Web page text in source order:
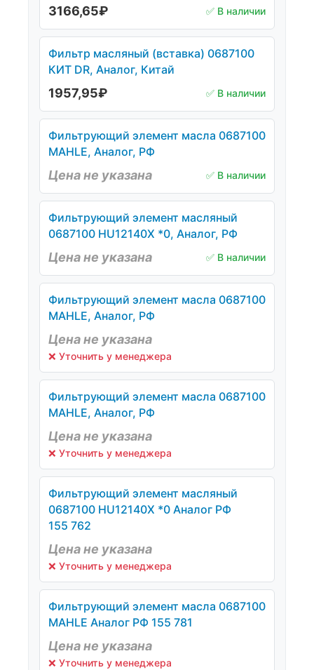
3166,65₽ ✅ В наличии
Фильтр масляный (вставка) 0687100
КИТ DR, Аналог, Китай
1957,95₽ ✅ В наличии
Фильтрующий элемент масла 0687100
MAHLE, Аналог, РФ
Цена не указана ✅ В наличии
Фильтрующий элемент масляный
0687100 HU12140Х *0, Аналог, РФ
Цена не указана ✅ В наличии
Фильтрующий элемент масла 0687100
MAHLE, Аналог, РФ
Цена не указана
❌ Уточнить у менеджера
Фильтрующий элемент масла 0687100
MAHLE, Аналог, РФ
Цена не указана
❌ Уточнить у менеджера
Фильтрующий элемент масляный
0687100 HU12140Х *0 Аналог РФ
155 762
Цена не указана
❌ Уточнить у менеджера
Фильтрующий элемент масла 0687100
MAHLE Аналог РФ 155 781
Цена не указана
❌ Уточнить у менеджера